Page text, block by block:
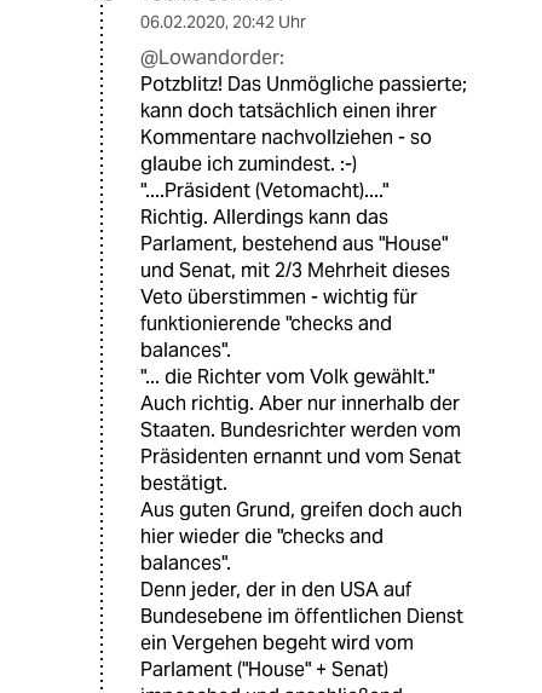
06.02.2020, 20:42 Uhr
@Lowandorder:
Potzblitz! Das Unmögliche passierte;
kann doch tatsächlich einen ihrer
Kommentare nachvollziehen - so
glaube ich zumindest. :-)
"....Präsident (Veto­macht)...."
Richtig. Allerdings kann das
Parlament, bestehend aus "House"
und Senat, mit 2/3 Mehrheit dieses
Veto überstimmen - wichtig für
funktionierende "checks and
balances".
"... die Richter vom Volk gewählt."
Auch richtig. Aber nur innerhalb der
Staaten. Bundesrichter werden vom
Präsidenten ernannt und vom Senat
bestätigt.
Aus guten Grund, greifen doch auch
hier wieder die "checks and
balances".
Denn jeder, der in den USA auf
Bundesebene im öffentlichen Dienst
ein Vergehen begeht wird vom
Parlament ("House" + Senat)